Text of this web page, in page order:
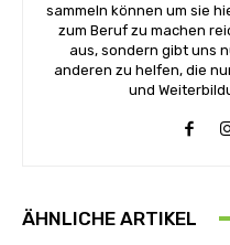
sammeln können um sie
zum Beruf zu machen
aus, sondern gibt uns
anderen zu helfen, die
und
ÄHNLICHE ARTIKEL